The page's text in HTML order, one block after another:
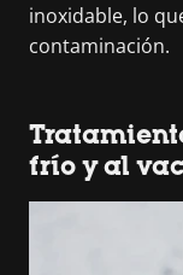
inoxidable, lo
contaminación.
frío y al